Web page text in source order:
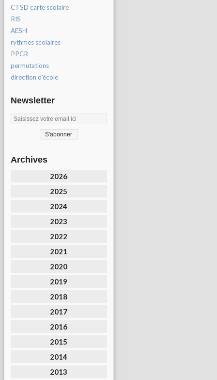
CTSD carte scolaire
RIS
AESH
rythmes scolaires
PPCR
permutations
direction d'école
Newsletter
Archives
2026
2025
2024
2023
2022
2021
2020
2019
2018
2017
2016
2015
2014
2013